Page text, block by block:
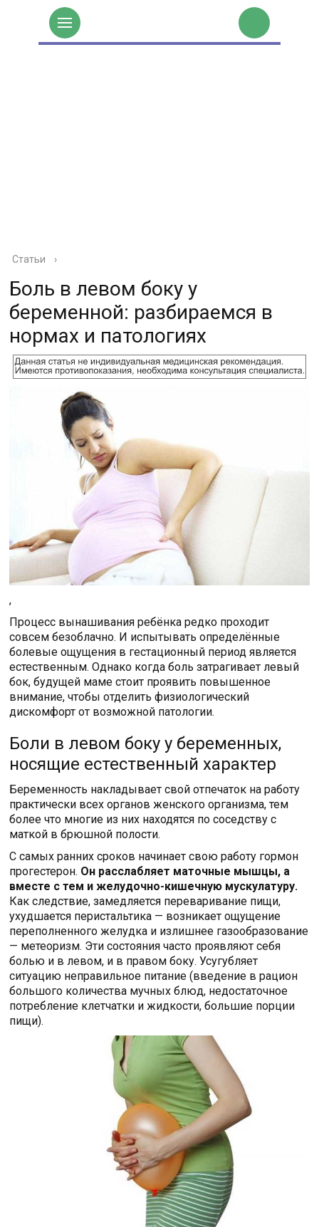
Статьи ›
Боль в левом боку у
беременной: разбираемся в
нормах и патологиях
,
Процесс вынашивания ребёнка редко проходит
совсем безоблачно. И испытывать определённые
болевые ощущения в гестационный период является
естественным. Однако когда боль затрагивает левый
бок, будущей маме стоит проявить повышенное
внимание, чтобы отделить физиологический
дискомфорт от возможной патологии.
Боли в левом боку у беременных,
носящие естественный характер
Беременность накладывает свой отпечаток на работу
практически всех органов женского организма, тем
более что многие из них находятся по соседству с
маткой в брюшной полости.
С самых ранних сроков начинает свою работу гормон
прогестерон. Он расслабляет маточные мышцы, а
вместе с тем и желудочно-кишечную мускулатуру.
Как следствие, замедляется переваривание пищи,
ухудшается перистальтика — возникает ощущение
переполненного желудка и излишнее газообразование
— метеоризм. Эти состояния часто проявляют себя
болью и в левом, и в правом боку. Усугубляет
ситуацию неправильное питание (введение в рацион
большого количества мучных блюд, недостаточное
потребление клетчатки и жидкости, большие порции
пищи).